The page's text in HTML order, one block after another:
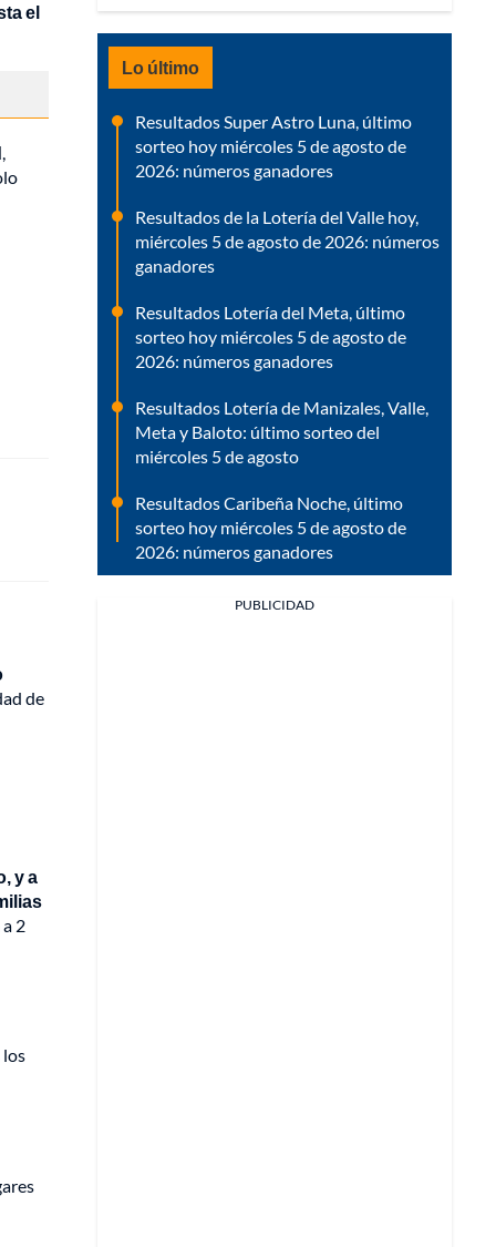
el
,
de
y a
2
los
Lo último
Resultados Super Astro Luna, último
sorteo hoy miércoles 5 de agosto de
2026: números ganadores
Resultados de la Lotería del Valle hoy,
miércoles 5 de agosto de 2026: números
ganadores
Resultados Lotería del Meta, último
sorteo hoy miércoles 5 de agosto de
2026: números ganadores
Resultados Lotería de Manizales, Valle,
Meta y Baloto: último sorteo del
miércoles 5 de agosto
Resultados Caribeña Noche, último
sorteo hoy miércoles 5 de agosto de
2026: números ganadores
PUBLICIDAD